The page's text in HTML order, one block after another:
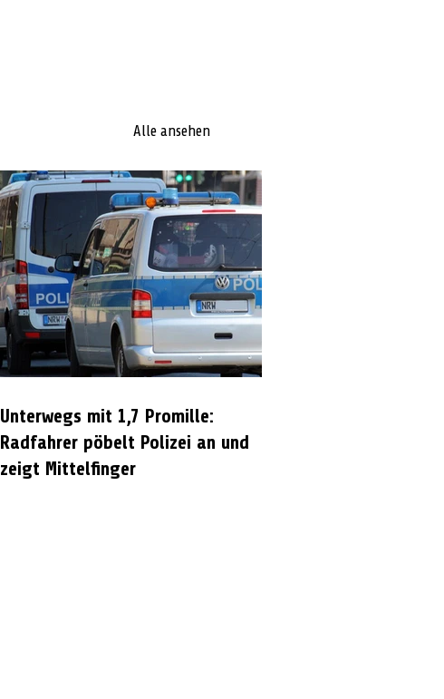
Alle ansehen
Unterwegs mit 1,7 Promille:
Radfahrer pöbelt Polizei an und
zeigt Mittelfinger